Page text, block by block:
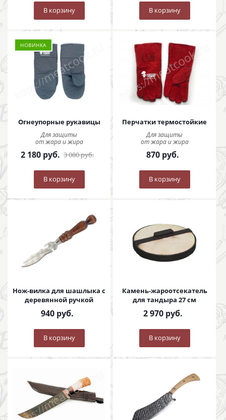
В корзину В корзину
НОВИНКА
Огнеупорные рукавицы
Для защиты
от жара и жира
2 180 руб. 3 080руб.
В корзину
Перчатки термостойкие
Для защиты
от жара и жира
870 руб.
В корзину
Нож-вилка для шашлыка с
деревянной ручкой
940 руб.
В корзину
Камень-жароотсекатель
для тандыра 27 см
2 970руб.
В корзину